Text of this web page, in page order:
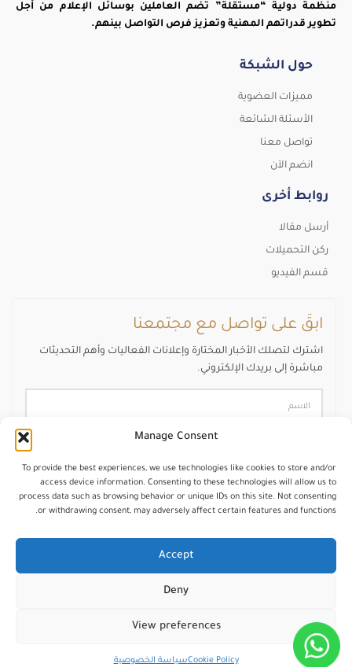
Manage Consent
To provide the best experiences, we use technologies like cookies to store and/or
access device information. Consenting to these technologies will allow us to
process data such as browsing behavior or unique IDs on this site. Not consenting
or withdrawing consent, may adversely affect certain features and functions.
Accept
Deny
View preferences
Cookie Policyسياسة الخصوصية
منظمة دولية “مستقلة” تضم العاملين بوسائل الإعلام من أجل
تطوير قدراتهم المهنية وتعزيز فرص التواصل بينهم.
حول الشبكة
مميزات العضوية
الأسئلة الشائعة
تواصل معنا
انضم الآن
روابط أخرى
أرسل مقالا
ركن التحميلات
قسم الفيديو
ابقَ على تواصل مع مجتمعنا
اشترك لتصلك الأخبار المختارة وإعلانات الفعاليات وأهم التحديثات
مباشرة إلى بريدك الإلكتروني.
اشترك
جميع الحقوق محفوظة © 2025 – شبكة محرري الشرق
تــــصــميــم وبرمجة MENA EDITORS